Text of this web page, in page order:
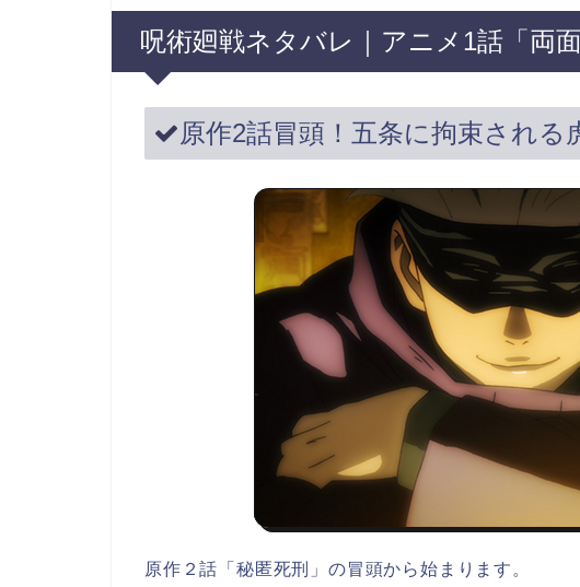
呪術廻戦ネタバレ｜アニメ1話「両
原作2話冒頭！五条に拘束される
原作２話「秘匿死刑」の冒頭から始まります。